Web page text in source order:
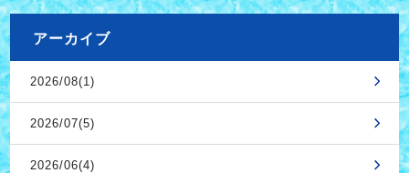
アーカイブ
2026/08(1)
2026/07(5)
2026/06(4)